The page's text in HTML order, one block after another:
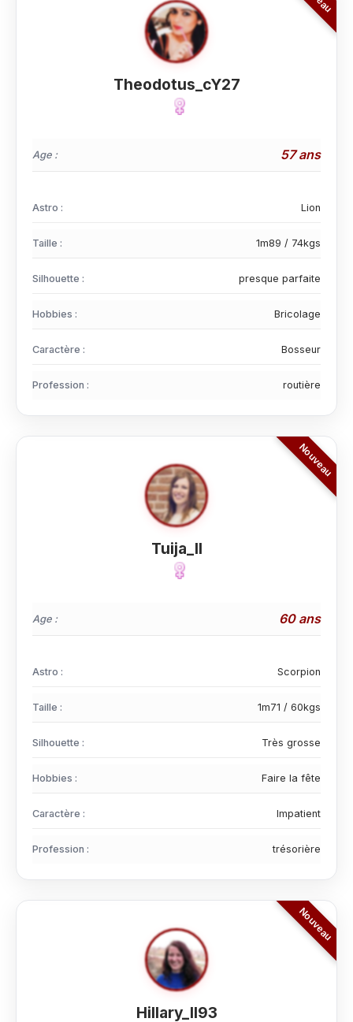
Theodotus_cY27
Age : 57 ans
Astro : Lion
Taille : 1m89 / 74kgs
Silhouette : presque parfaite
Hobbies : Bricolage
Caractère : Bosseur
Profession : routière
Tuija_ll
Age : 60 ans
Astro : Scorpion
Taille : 1m71 / 60kgs
Silhouette : Très grosse
Hobbies : Faire la fête
Caractère : Impatient
Profession : trésorière
Hillary_Il93